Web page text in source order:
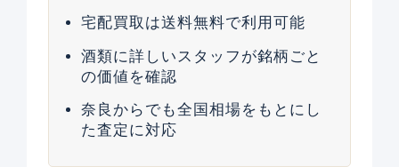
宅配買取は送料無料で利用可能
酒類に詳しいスタッフが銘柄ごと
の価値を確認
奈良からでも全国相場をもとにし
た査定に対応